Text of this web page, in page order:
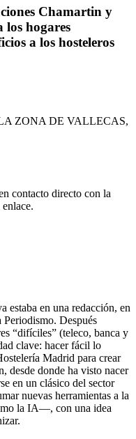
Chamartin y
los hogares
a los hosteleros
ZONA DE VALLECAS,
contacto directo con la
estaba en una redacción, en
Después
“difíciles” (teleco, banca y
clave: hacer fácil lo
Madrid para crear
desde donde ha visto nacer
en un clásico del sector
nuevas herramientas a la
la IA—, con una idea